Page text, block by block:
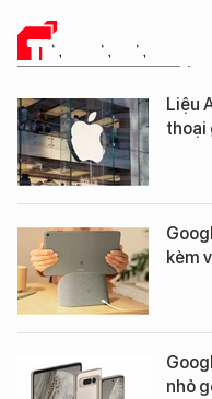
TIN CÔNG NGHỆ
Liệu
thoại
kèm
nhỏ